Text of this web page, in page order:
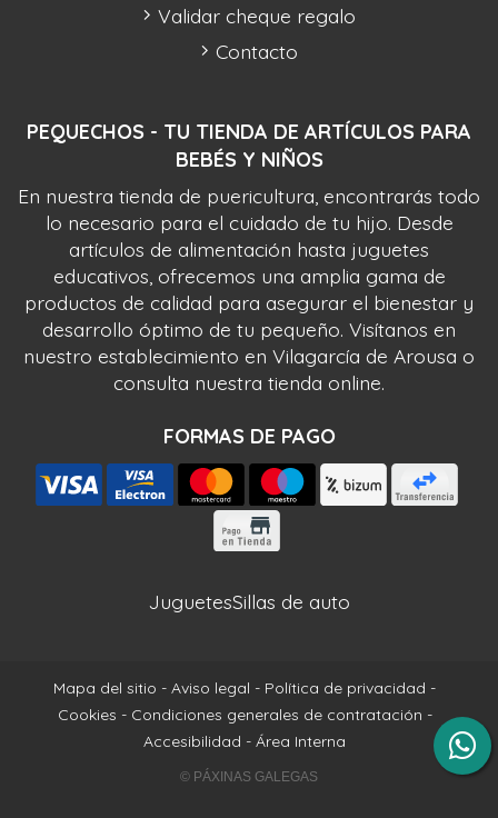
PEQUECHOS - TU TIENDA DE ARTÍCULOS PARA
BEBÉS Y NIÑOS
En nuestra tienda de puericultura, encontrarás todo
lo necesario para el cuidado de tu hijo. Desde
artículos de alimentación hasta juguetes
educativos, ofrecemos una amplia gama de
productos de calidad para asegurar el bienestar y
desarrollo óptimo de tu pequeño. Visítanos en
nuestro establecimiento en Vilagarcía de Arousa o
consulta nuestra tienda online.
FORMAS DE PAGO
Validar cheque regalo
Contacto
JuguetesSillas de auto
Mapa del sitio - Aviso legal - Política de privacidad -
Cookies - Condiciones generales de contratación -
Accesibilidad - Área Interna
© PÁXINAS GALEGAS